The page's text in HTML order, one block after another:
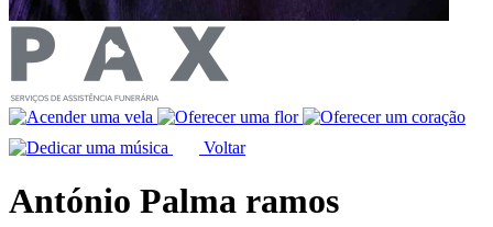
Voltar
António Palma ramos